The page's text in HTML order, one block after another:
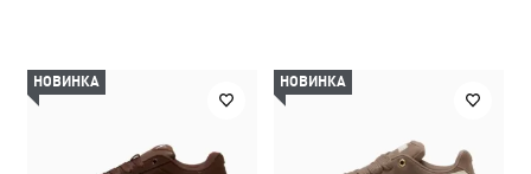
НОВИНКА НОВИНКА